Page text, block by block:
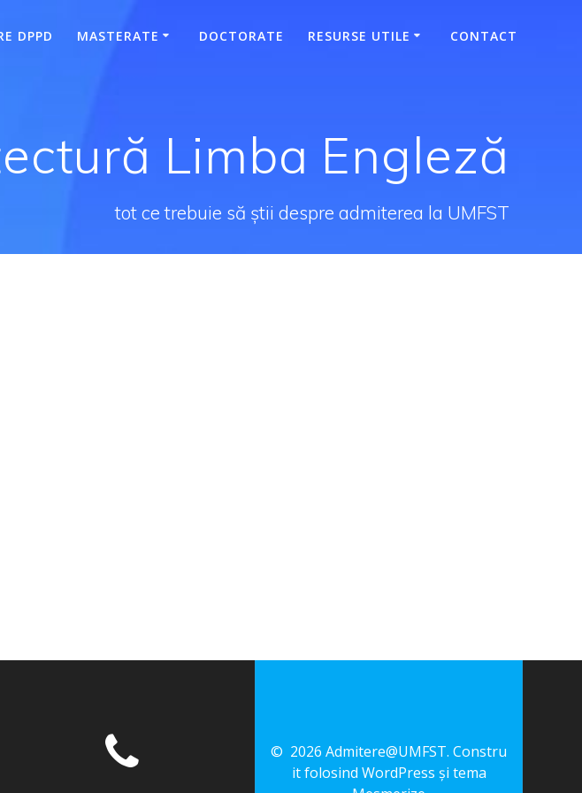
DPPD MASTERATE DOCTORATE RESURSE UTILE CONTACT
Limba Engleză
tot ce trebuie să știi despre admiterea la UMFST
© 2026 Admitere@UMFST. Constru
it folosind WordPress și tema